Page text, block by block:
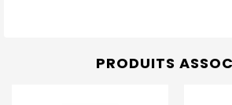
PRODUITS